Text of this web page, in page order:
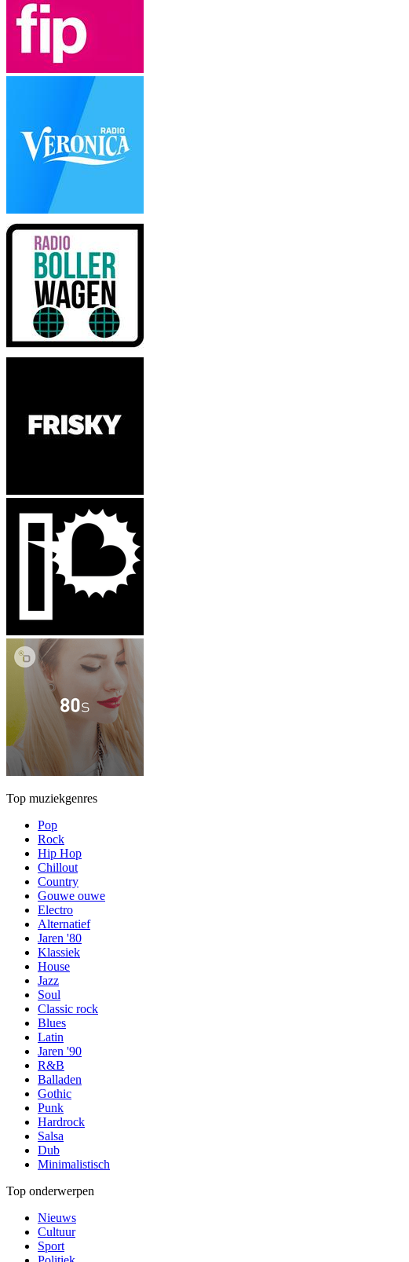
Top muziekgenres
Pop
Rock
Hip Hop
Chillout
Country
Gouwe ouwe
Electro
Alternatief
Jaren '80
Klassiek
House
Jazz
Soul
Classic rock
Blues
Latin
Jaren '90
R&B
Balladen
Gothic
Punk
Hardrock
Salsa
Dub
Minimalistisch
Top onderwerpen
Nieuws
Cultuur
Sport